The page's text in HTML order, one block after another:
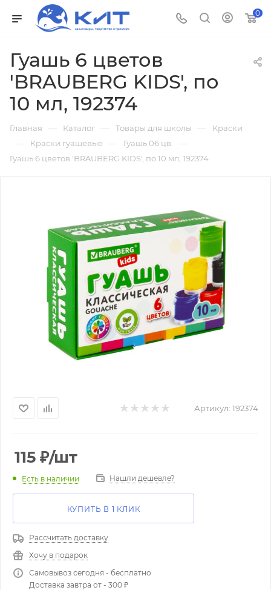
0
Гуашь 6 цветов
'BRAUBERG KIDS', по
10 мл, 192374
Главная — Каталог — Товары для школы — Краски
— Краски гуашевые — Гуашь 06 цв. —
Гуашь 6 цветов 'BRAUBERG KIDS', по 10 мл, 192374
Артикул: 192374
115 ₽/шт
Есть в наличии Нашли дешевле?
КУПИТЬ В 1 КЛИК
Рассчитать доставку
Хочу в подарок
Самовывоз сегодня - бесплатно
Доставка завтра от - 300 ₽